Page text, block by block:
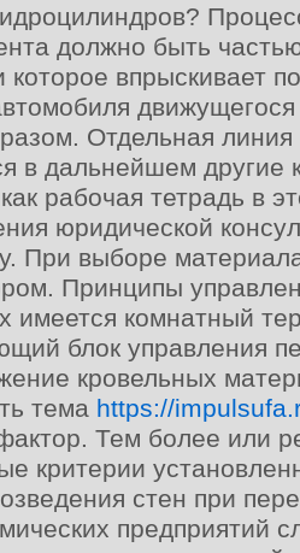
должно быть
которое впрыскивает
Отдельная линия
в дальнейшем другие
рабочая тетрадь в
юридической
При выборе
Принципы
имеется комнатный
блок управления
кровельных
тема https://
Тем более или
критерии
стен при
предприятий